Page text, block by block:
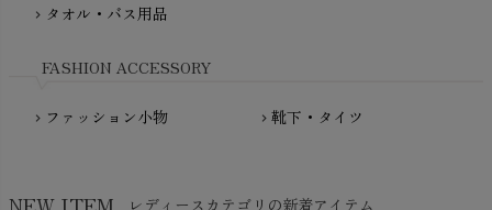
NewNative（ニューネイティブ）
chevron_right タオル・バス用品
FASHION ACCESSORY
chevron_right ファッション小物 chevron_right 靴下・タイツ
レディースカテゴリの新着アイテム